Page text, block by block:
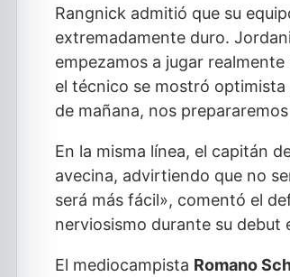
Rangnick admitió que su
extremadamente duro.
empezamos a jugar
el técnico se mostró
de mañana, nos
En la misma línea, el capitán
avecina, advirtiendo que no
será más fácil», comentó el
nerviosismo durante su debut
El mediocampista Romano